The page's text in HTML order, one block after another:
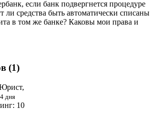
если банк подвергнется процедуре
ли средства быть автоматически списаны
в том же банке? Каковы мои права и
(1)
дня
10